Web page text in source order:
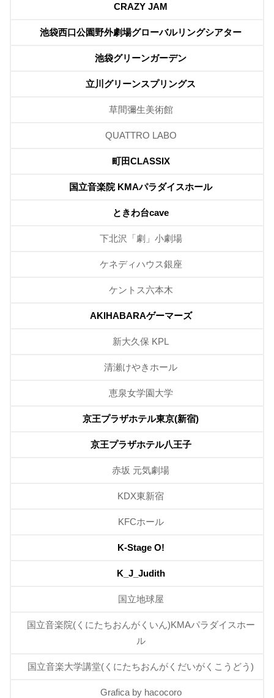
CRAZY JAM
池袋西口公園野外劇場グローバルリングシアター
池袋グリーンガーデン
立川グリーンスプリングス
草間彌生美術館
QUATTRO LABO
町田CLASSIX
国立音楽院 KMAパラダイスホール
ときわ台cave
下北沢「劇」小劇場
ケネディハウス銀座
ケントス六本木
AKIHABARAゲーマーズ
新大久保 KPL
清瀬けやきホール
恵泉女学園大学
京王プラザホテル東京(新宿)
京王プラザホテル八王子
赤坂 元気劇場
KDX東新宿
KFCホール
K-Stage O!
K_J_Judith
国立地球屋
国立音楽院(くにたちおんがくいん)KMAパラダイスホー
ル
国立音楽大学講堂(くにたちおんがくだいがくこうどう)
Grafica by hacocoro